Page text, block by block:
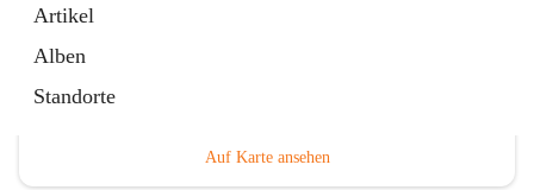
Artikel
Alben
Standorte
Auf Karte ansehen